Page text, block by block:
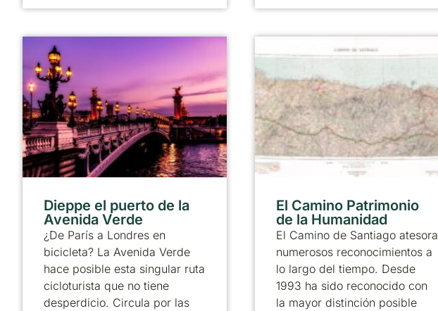
Dieppe el puerto de la
Avenida Verde
¿De París a Londres en
bicicleta? La Avenida Verde
hace posible esta singular ruta
cicloturista que no tiene
desperdicio. Circula por las
El Camino Patrimonio
de la Humanidad
El Camino de Santiago atesora
numerosos reconocimientos a
lo largo del tiempo. Desde
1993 ha sido reconocido con
la mayor distinción posible